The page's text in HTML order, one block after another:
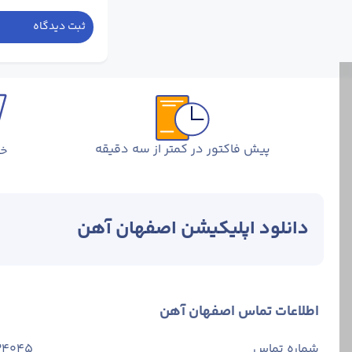
کدام از این
ثبت دیدگاه
پیش فاکتور در کمتر از سه دقیقه
دانلود اپلیکیشن اصفهان آهن
اطلاعات تماس اصفهان آهن